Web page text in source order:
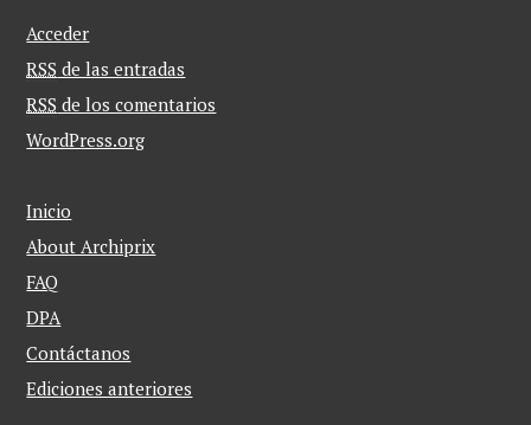
Acceder
RSS de las entradas
RSS de los comentarios
WordPress.org
Inicio
About Archiprix
FAQ
DPA
Contáctanos
Ediciones anteriores